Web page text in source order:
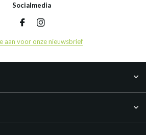
Socialmedia
aan voor onze nieuwsbrief